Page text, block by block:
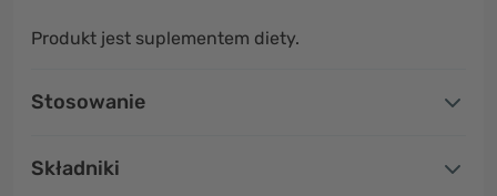
Produkt jest suplementem diety.
Stosowanie
Składniki